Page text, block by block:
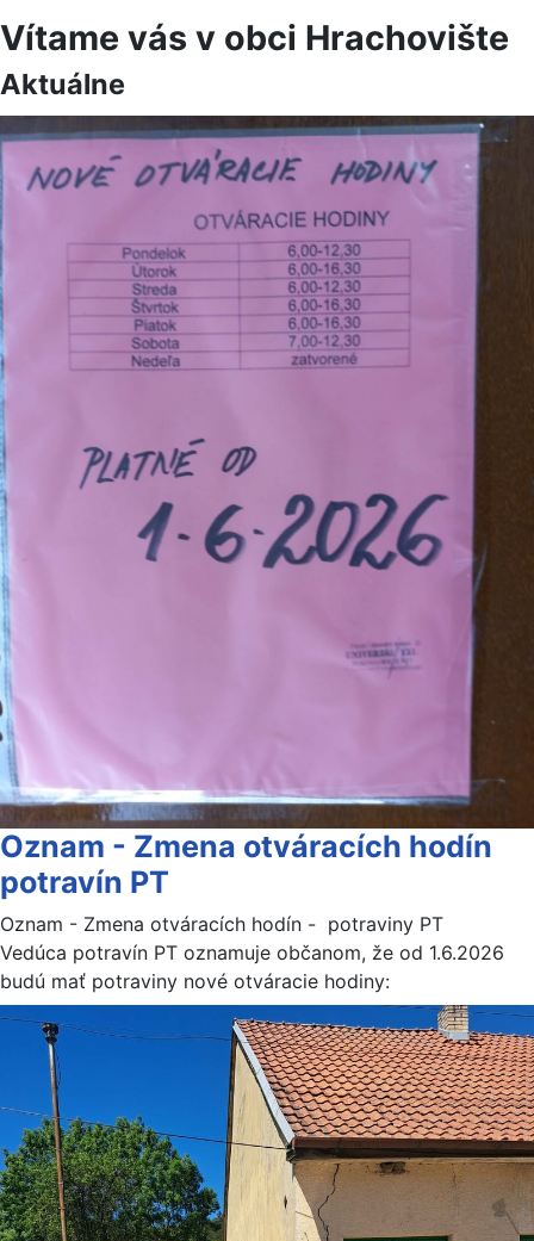
Vítame vás v obci Hrachovište
Aktuálne
Oznam - Zmena otváracích hodín
potravín PT
Oznam - Zmena otváracích hodín - potraviny PT
Vedúca potravín PT oznamuje občanom, že od 1.6.2026
budú mať potraviny nové otváracie hodiny: